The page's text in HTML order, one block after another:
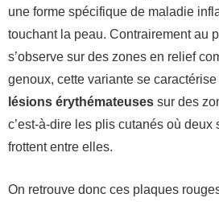
une forme spécifique de maladie
touchant la peau. Contrairement au
s’observe sur des zones en relief
genoux, cette variante se
lésions érythémateuses sur des
c’est-à-dire les plis cutanés où deux
frottent entre elles.
On retrouve donc ces plaques